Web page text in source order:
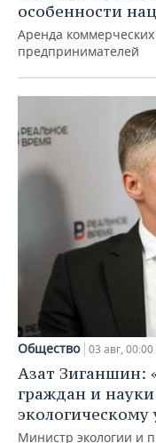
особенности
Аренда
предпринимателей
Общество 03 авг, 00:00
Азат Зиганшин:
граждан и
экологическому
Министр экологии и